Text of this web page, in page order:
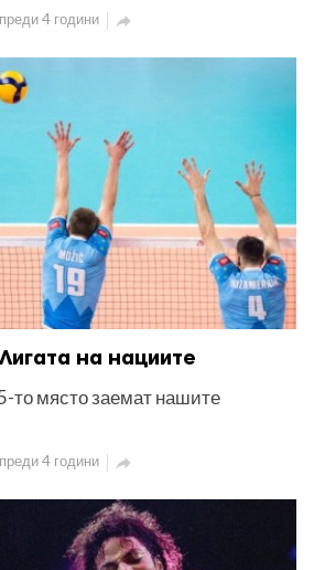
преди 4 години 
на нациите
то място заемат нашите
преди 4 години 